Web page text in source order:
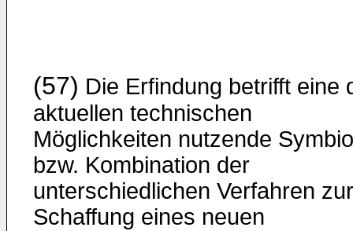
(57) Die Erfindung betrifft eine
aktuellen technischen
Möglichkeiten nutzende
bzw. Kombination der
unterschiedlichen Verfahren zur
Schaffung eines neuen